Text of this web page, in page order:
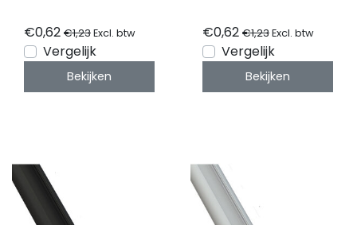
€0,62 €1,23Excl. btw
Vergelijk
Bekijken
€0,62 €1,23Excl. btw
Vergelijk
Bekijken